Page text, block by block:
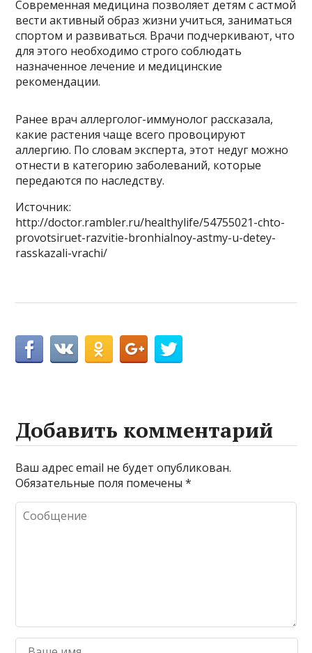
Современная медицина позволяет детям с астмой
вести активный образ жизни учиться, заниматься
спортом и развиваться. Врачи подчеркивают, что
для этого необходимо строго соблюдать
назначенное лечение и медицинские
рекомендации.
Ранее врач аллерголог-иммунолог рассказала,
какие растения чаще всего провоцируют
аллергию. По словам эксперта, этот недуг можно
отнести в категорию заболеваний, которые
передаются по наследству.
Источник:
http://doctor.rambler.ru/healthylife/54755021-chto-
provotsiruet-razvitie-bronhialnoy-astmy-u-detey-
rasskazali-vrachi/
Добавить комментарий
Ваш адрес email не будет опубликован.
Обязательные поля помечены*